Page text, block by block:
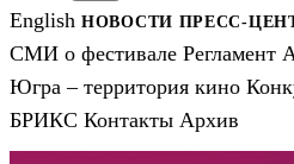
English НОВОСТИ ПРЕСС-
СМИ о фестивале Регламент
Югра – территория кино
БРИКС Контакты Архив